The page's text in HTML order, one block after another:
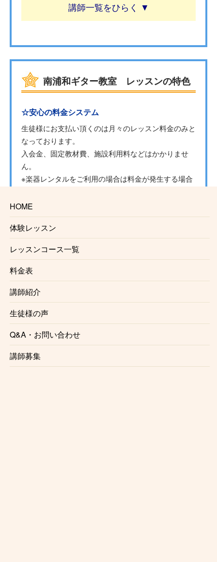
HOME
体験レッスン
レッスンコース一覧
料金表
講師紹介
生徒様の声
Q&A・お問い合わせ
講師募集
講師一覧
南浦和ギター教室 レッスンの特色
☆安心の料金システム
生徒様にお支払い頂くのは月々のレッスン料金のみと
なっております。
入会金、固定教材費、施設利用料などはかかりませ
ん。
※楽器レンタルをご利用の場合は料金が発生する場合
☆信頼のおける講師
南浦和ギター教室で講師を務めるのは、演奏家として
も講師としても確かな実力、経験、実績を持ったプロ
ギタリストです。正しい奏法をわかりやすくレッスン
いたします。
☆自由に選べるレッスン時間
月1回からの自由予約制で、曜日、時間を固定する必
要がないのでお仕事で忙しい方にも安心です。
仕事帰り、学校帰りに通う事も可能です。
☆高い指導力と本格的なレッスン